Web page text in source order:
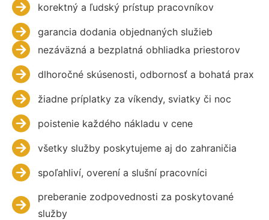
korektný a ľudský prístup pracovníkov
garancia dodania objednaných služieb
nezáväzná a bezplatná obhliadka priestorov
dlhoročné skúsenosti, odbornosť a bohatá prax
žiadne príplatky za víkendy, sviatky či noc
poistenie každého nákladu v cene
všetky služby poskytujeme aj do zahraničia
spoľahliví, overení a slušní pracovníci
preberanie zodpovednosti za poskytované
služby